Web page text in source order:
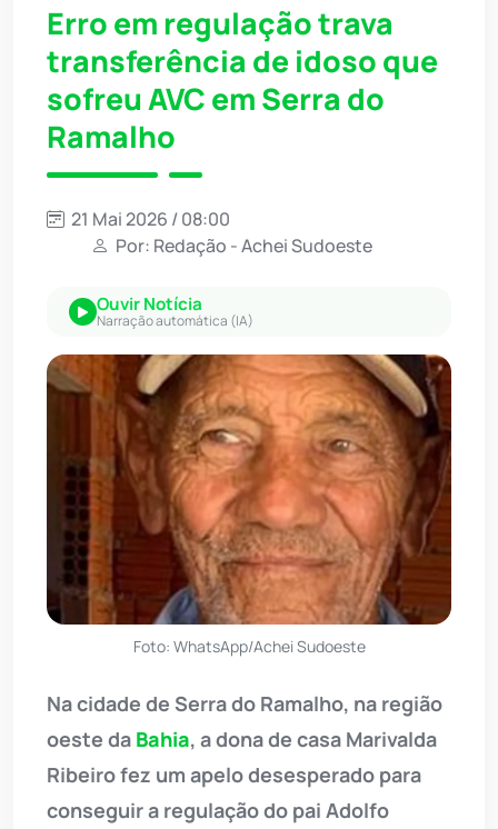
Erro em regulação trava
transferência de idoso que
sofreu AVC em Serra do
Ramalho
21 Mai 2026 / 08:00
Por: Redação - Achei Sudoeste
Ouvir Notícia
Narração automática (IA)
Foto: WhatsApp/Achei Sudoeste
Na cidade de Serra do Ramalho, na região
oeste da Bahia, a dona de casa Marivalda
Ribeiro fez um apelo desesperado para
conseguir a regulação do pai Adolfo